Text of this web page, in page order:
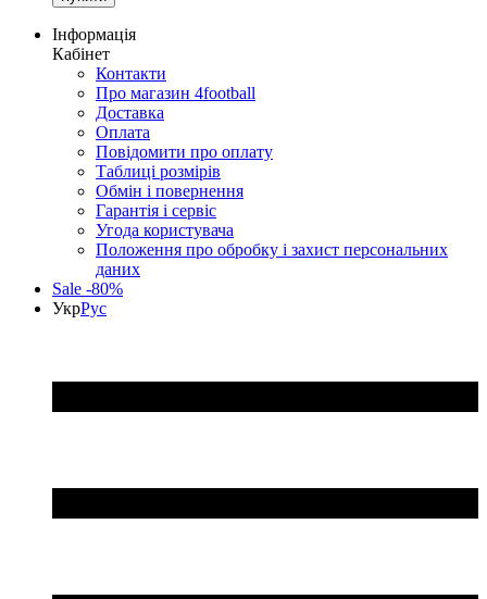
Інформація
Кабінет
Контакти
Про магазин 4football
Доставка
Оплата
Повідомити про оплату
Таблиці розмірів
Обмін і повернення
Гарантія і сервіс
Угода користувача
Положення про обробку і захист персональних
даних
Sale -80%
УкрРус